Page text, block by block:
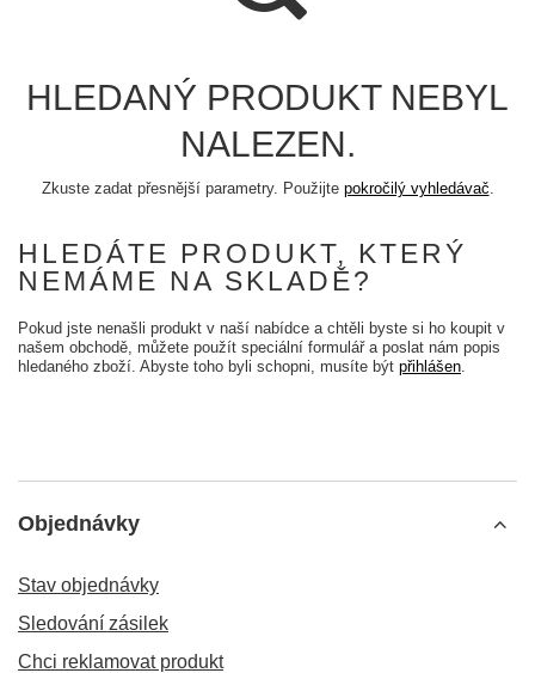
HLEDANÝ PRODUKT NEBYL
NALEZEN.
Zkuste zadat přesnější parametry. Použijte pokročilý vyhledávač.
HLEDÁTE PRODUKT, KTERÝ
NEMÁME NA SKLADĚ?
Pokud jste nenašli produkt v naší nabídce a chtěli byste si ho koupit v
našem obchodě, můžete použít speciální formulář a poslat nám popis
hledaného zboží. Abyste toho byli schopni, musíte být přihlášen.
Objednávky
Stav objednávky
Sledování zásilek
Chci reklamovat produkt